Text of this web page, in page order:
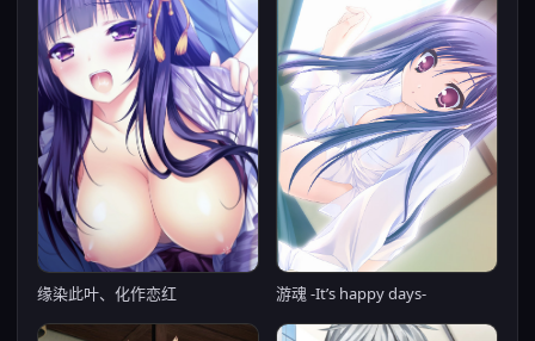
缘染此叶、化作恋红 游魂 -It’s happy days-